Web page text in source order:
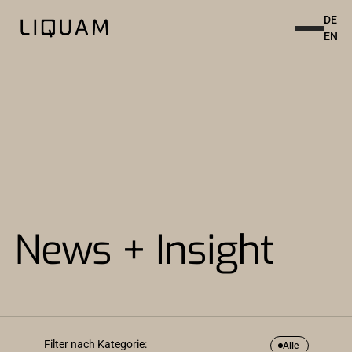
DE
EN
News + Insight
Filter nach Kategorie:
Alle